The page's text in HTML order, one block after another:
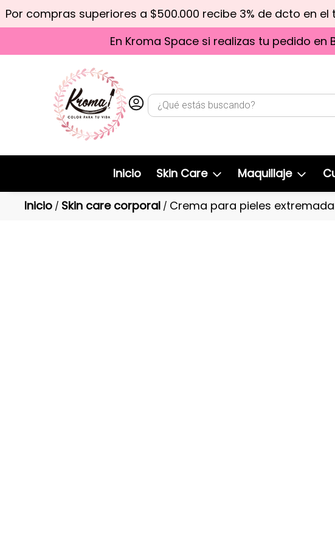
Por compras superiores a $500.000 recibe 3% de dcto en
En Kroma Space si realizas tu pedido en
Inicio Skin Care Maquillaje
Inicio / Skin care corporal / Crema para pieles